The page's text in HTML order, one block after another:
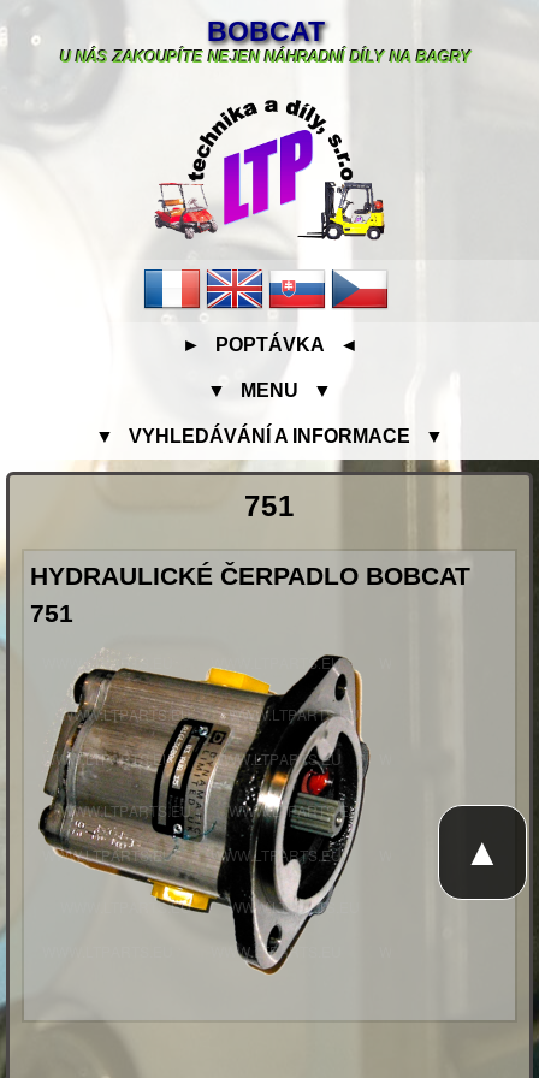
BOBCAT
U NÁS ZAKOUPÍTE NEJEN NÁHRADNÍ DÍLY NA BAGRY
► POPTÁVKA ◄
▼ MENU ▼
▼ VYHLEDÁVÁNÍ A INFORMACE ▼
751
HYDRAULICKÉ ČERPADLO BOBCAT
751
▲